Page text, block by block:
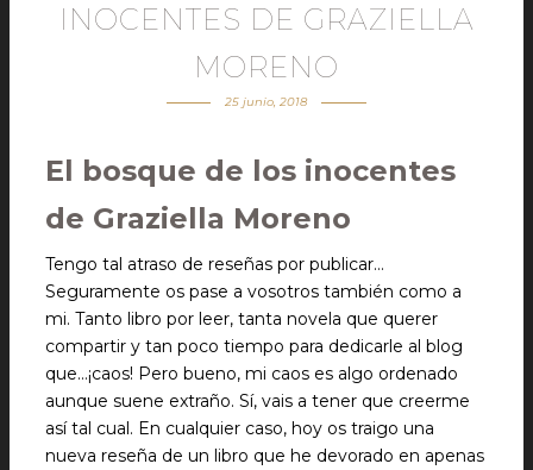
INOCENTES DE GRAZIELLA
MORENO
25 junio, 2018
El bosque de los inocentes
de Graziella Moreno
Tengo tal atraso de reseñas por publicar…
Seguramente os pase a vosotros también como a
mi. Tanto libro por leer, tanta novela que querer
compartir y tan poco tiempo para dedicarle al blog
que…¡caos! Pero bueno, mi caos es algo ordenado
aunque suene extraño. Sí, vais a tener que creerme
así tal cual. En cualquier caso, hoy os traigo una
nueva reseña de un libro que he devorado en apenas